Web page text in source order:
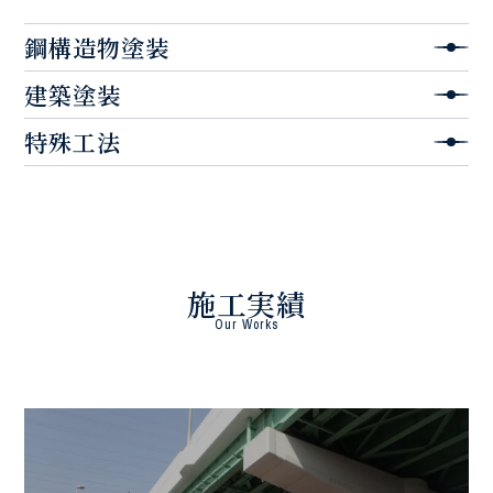
鋼構造物塗装
建築塗装
特殊工法
施工実績
Our Works